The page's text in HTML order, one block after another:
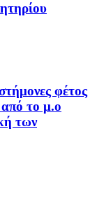
φέτος
από το μ.ο
των